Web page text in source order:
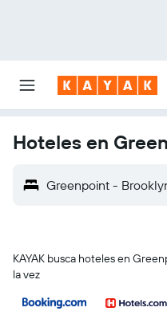
Hoteles en
Greenpoint -
KAYAK busca hoteles en
la vez